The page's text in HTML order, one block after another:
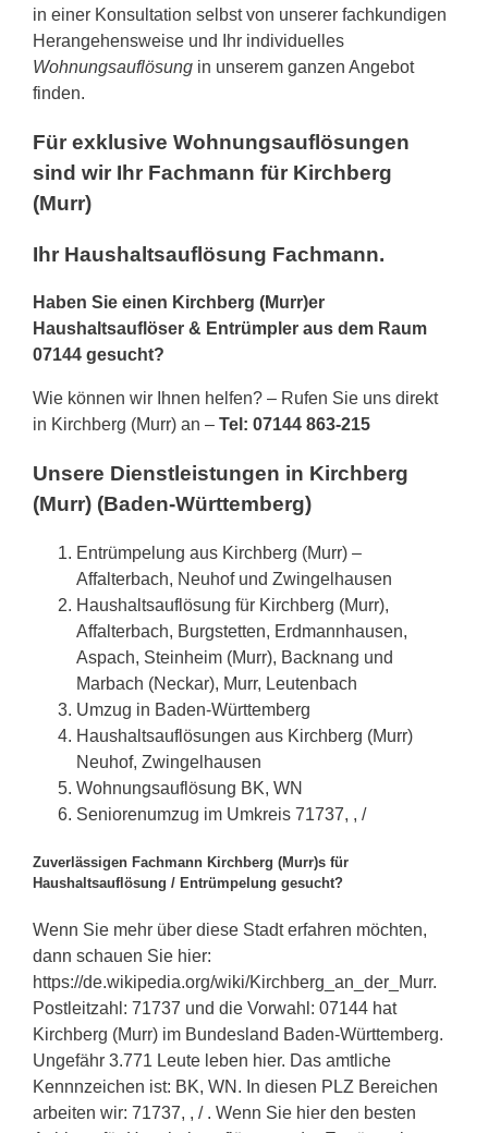
in einer Konsultation selbst von unserer fachkundigen
Herangehensweise und Ihr individuelles
Wohnungsauflösung in unserem ganzen Angebot
finden.
Für exklusive Wohnungsauflösungen
sind wir Ihr Fachmann für Kirchberg
(Murr)
Ihr Haushaltsauflösung Fachmann.
Haben Sie einen Kirchberg (Murr)er
Haushaltsauflöser & Entrümpler aus dem Raum
07144 gesucht?
Wie können wir Ihnen helfen? – Rufen Sie uns direkt
in Kirchberg (Murr) an – Tel: 07144 863-215
Unsere Dienstleistungen in Kirchberg
(Murr) (Baden-Württemberg)
Entrümpelung aus Kirchberg (Murr) –
Affalterbach, Neuhof und Zwingelhausen
Haushaltsauflösung für Kirchberg (Murr),
Affalterbach, Burgstetten, Erdmannhausen,
Aspach, Steinheim (Murr), Backnang und
Marbach (Neckar), Murr, Leutenbach
Umzug in Baden-Württemberg
Haushaltsauflösungen aus Kirchberg (Murr)
Neuhof, Zwingelhausen
Wohnungsauflösung BK, WN
Seniorenumzug im Umkreis 71737, , /
Zuverlässigen Fachmann Kirchberg (Murr)s für
Haushaltsauflösung / Entrümpelung gesucht?
Wenn Sie mehr über diese Stadt erfahren möchten,
dann schauen Sie hier:
https://de.wikipedia.org/wiki/Kirchberg_an_der_Murr.
Postleitzahl: 71737 und die Vorwahl: 07144 hat
Kirchberg (Murr) im Bundesland Baden-Württemberg.
Ungefähr 3.771 Leute leben hier. Das amtliche
Kennnzeichen ist: BK, WN. In diesen PLZ Bereichen
arbeiten wir: 71737, , / . Wenn Sie hier den besten